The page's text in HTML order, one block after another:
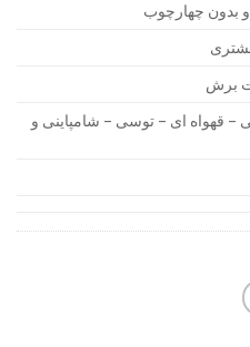
بدون چهارچوب
برش
قهواه ای – توسی – شامپاینی و